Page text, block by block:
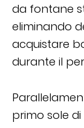
da fontane
eliminando
acquistare
durante il
primo sole